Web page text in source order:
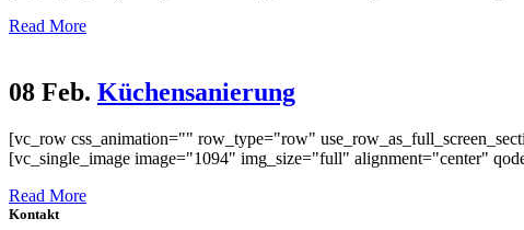
Read More
08 Feb. Küchensanierung
[vc_row css_animation="" row_type="row"
[vc_single_image image="1094" img_size="full" alignment="center"
Read More
Kontakt